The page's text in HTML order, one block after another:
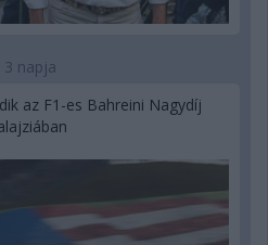
3 napja
az F1-es Bahreini Nagydíj